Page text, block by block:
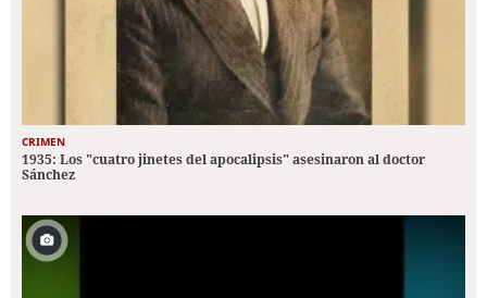
CRIMEN
1935: Los "cuatro jinetes del apocalipsis" asesinaron al doctor
Sánchez